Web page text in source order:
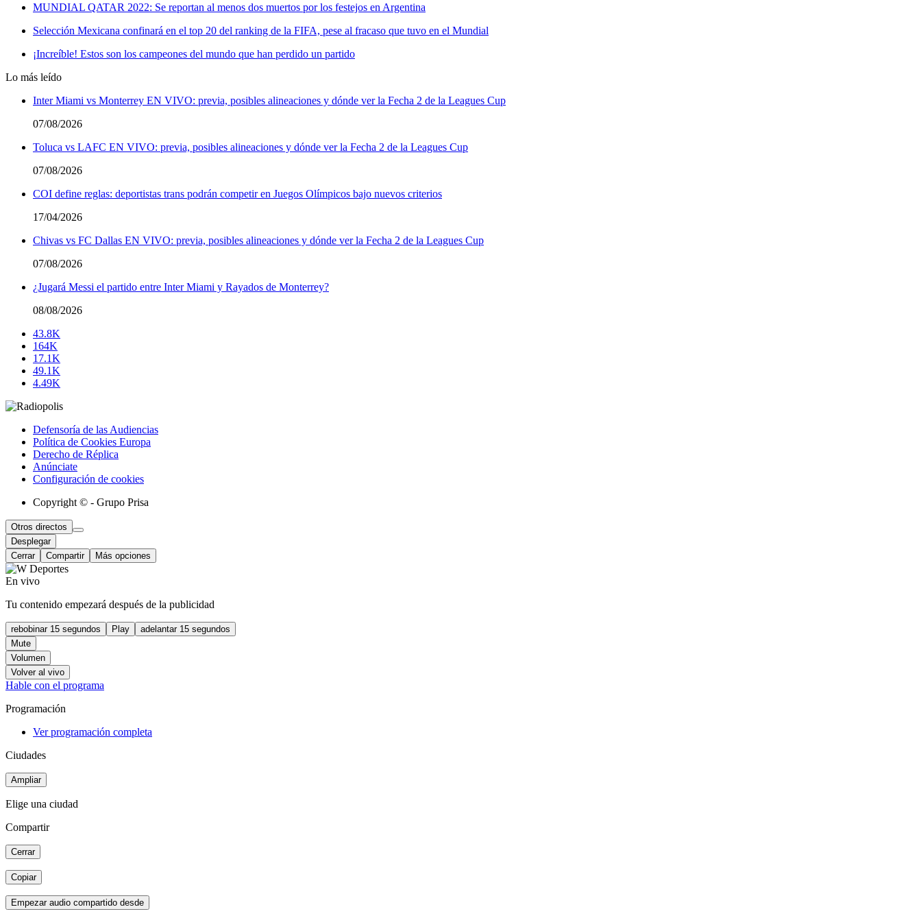
MUNDIAL QATAR 2022: Se reportan al menos dos muertos por los festejos en Argentina
Selección Mexicana confinará en el top 20 del ranking de la FIFA, pese al fracaso que tuvo en el Mundial
¡Increíble! Estos son los campeones del mundo que han perdido un partido
Lo más leído
Inter Miami vs Monterrey EN VIVO: previa, posibles alineaciones y dónde ver la Fecha 2 de la Leagues Cup
07/08/2026
Toluca vs LAFC EN VIVO: previa, posibles alineaciones y dónde ver la Fecha 2 de la Leagues Cup
07/08/2026
COI define reglas: deportistas trans podrán competir en Juegos Olímpicos bajo nuevos criterios
17/04/2026
Chivas vs FC Dallas EN VIVO: previa, posibles alineaciones y dónde ver la Fecha 2 de la Leagues Cup
07/08/2026
¿Jugará Messi el partido entre Inter Miami y Rayados de Monterrey?
08/08/2026
43.8K
164K
17.1K
49.1K
4.49K
Defensoría de las Audiencias
Política de Cookies Europa
Derecho de Réplica
Anúnciate
Configuración de cookies
Copyright © - Grupo Prisa
Otros directos
Desplegar
Cerrar
Compartir Más opciones
En vivo
Tu contenido empezará después de la publicidad
rebobinar 15 segundos Play
adelantar 15 segundos
Mute
Volumen
Volver al vivo
Hable con el programa
Programación
Ver programación completa
Ciudades
Ampliar
Elige una ciudad
Compartir
Cerrar
Copiar
Empezar audio compartido desde